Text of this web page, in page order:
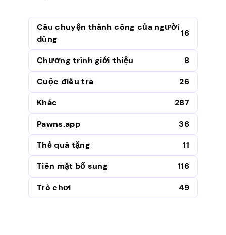
Câu chuyện thành công của người
dùng
16
Chương trình giới thiệu
8
Cuộc điều tra
26
Khác
287
Pawns.app
36
Thẻ quà tặng
11
Tiền mặt bổ sung
116
Trò chơi
49